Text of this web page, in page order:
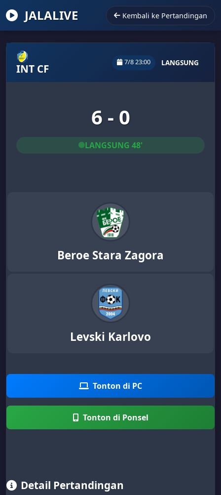
JALALIVE Kembali ke Pertandingan
INT CF
7/8 23:00 LANGSUNG
Beroe Stara Zagora
6 - 0
LANGSUNG 48'
Levski Karlovo
Tonton di PC
Tonton di Ponsel
Detail Pertandingan